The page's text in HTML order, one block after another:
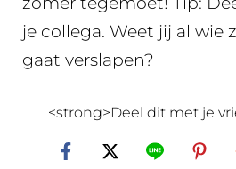
je collega. Weet jij al wie
gaat verslapen?
<strong>Deel dit met je